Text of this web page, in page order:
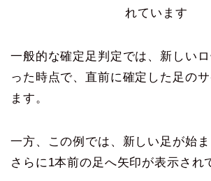
れています
一般的な確定足判定では、新しい
った時点で、直前に確定した足の
ます。
一方、この例では、新しい足が始ま
さらに1本前の足へ矢印が表示され